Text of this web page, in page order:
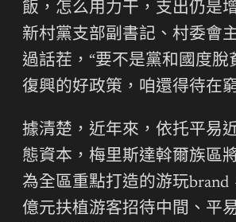
飯，怎么用力干，支出仍是
新村黨支部副書記、村委會
過話茬，“要不是黨和國度脫
復興的好政策，咱還得待在
據清楚，近年來，依托平易
態資本，梅里斯達斡爾族區
為全區重點打造的游玩brand
億元扶植游客招待中間、平